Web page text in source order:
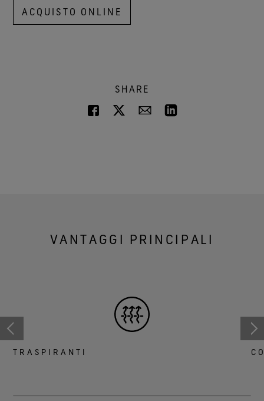
ACQUISTO ONLINE
SHARE
VANTAGGI PRINCIPALI
TRASPIRANTI